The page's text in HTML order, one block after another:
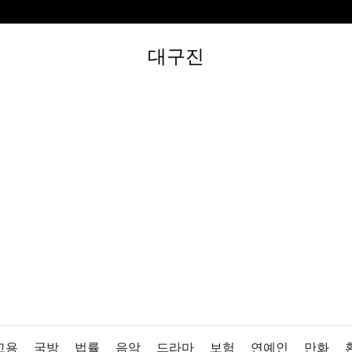
대구진
용 국방 법률 음악 드라마 보험 연예인 만화